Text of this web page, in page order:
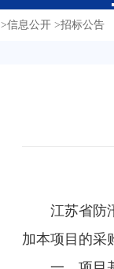
>信息公开 >招标公告
江苏省防
加本项目的采